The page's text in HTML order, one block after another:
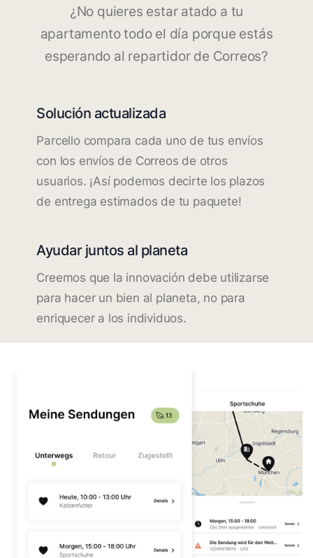
¿No quieres estar atado a tu
apartamento todo el día porque estás
esperando al repartidor de Correos?
Solución actualizada
Parcello compara cada uno de tus envíos
con los envíos de Correos de otros
usuarios. ¡Así podemos decirte los plazos
de entrega estimados de tu paquete!
Ayudar juntos al planeta
Creemos que la innovación debe utilizarse
para hacer un bien al planeta, no para
enriquecer a los individuos.